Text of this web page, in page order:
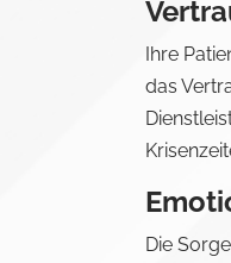
Ihre
das
Die